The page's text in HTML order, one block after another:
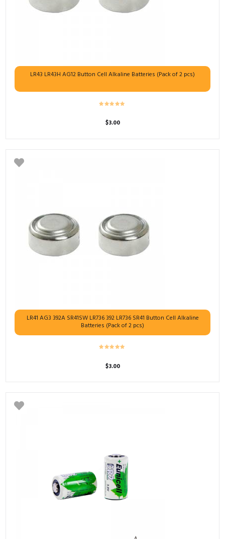
LR43 LR43H AG12 Button Cell Alkaline Batteries (Pack of 2 pcs)
$3.00
LR41 AG3 392A SR41SW LR736 392 LR736 SR41 Button Cell Alkaline
Batteries (Pack of 2 pcs)
$3.00